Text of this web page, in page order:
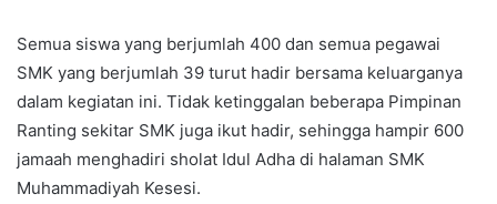
Semua siswa yang berjumlah 400 dan semua pegawai
SMK yang berjumlah 39 turut hadir bersama keluarganya
dalam kegiatan ini. Tidak ketinggalan beberapa Pimpinan
Ranting sekitar SMK juga ikut hadir, sehingga hampir 600
jamaah menghadiri sholat Idul Adha di halaman SMK
Muhammadiyah Kesesi.